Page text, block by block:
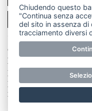
PER
© Copyright
E' proibita la
parziale di testi,
preventiva
numero Rea LC
Chiudendo questo
"Continua senza
del sito in assenza
tracciamento diversi